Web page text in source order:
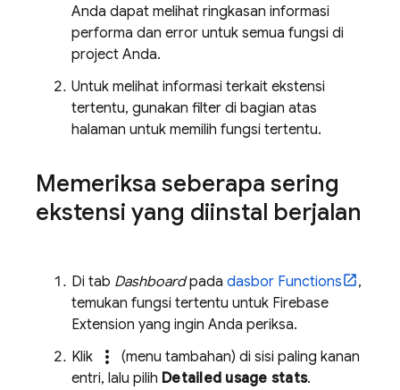
Anda dapat melihat ringkasan informasi
performa dan error untuk semua fungsi di
project Anda.
Untuk melihat informasi terkait ekstensi
tertentu, gunakan filter di bagian atas
halaman untuk memilih fungsi tertentu.
Memeriksa seberapa sering
ekstensi yang diinstal berjalan
Di tab Dashboardpada dasbor Functions
,
temukan fungsi tertentu untuk Firebase
Extension yang ingin Anda periksa.
Klik
more_vert
(menu tambahan) di sisi paling kanan
entri, lalu pilih Detailed usage stats.